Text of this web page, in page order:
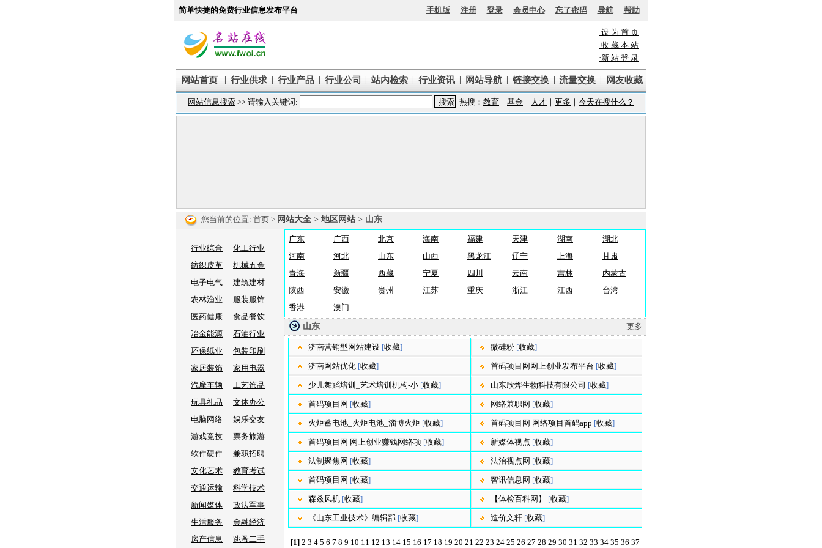
简单快捷的免费行业信息发布平台 ·手机版 ·注册·登录·会员中心·忘了密码·导航·帮助
·设 为 首 页
·收 藏 本 站
·新 站 登 录
网站首页 | 行业供求 | 行业产品 | 行业公司 | 站内检索 | 行业资讯 | 网站导航 | 链接交换 | 流量交换 | 网友收藏
您当前的位置: 首页 > 网站大全 > 地区网站 > 山东
行业综合
化工行业
纺织皮革
机械五金
电子电气
建筑建材
农林渔业
服装服饰
医药健康
食品餐饮
冶金能源
石油行业
环保纸业
包装印刷
家居装饰
家用电器
汽摩车辆
工艺饰品
玩具礼品
文体办公
电脑网络
娱乐交友
游戏竞技
票务旅游
软件硬件
兼职招聘
文化艺术
教育考试
交通运输
科学技术
新闻媒体
政法军事
生活服务
金融经济
房产信息
跳蚤二手
广东 广西 北京 海南 福建 天津 湖南
湖北
河南
河北 山东 山西 黑龙江 辽宁 上海
甘肃
青海
新疆 西藏 宁夏 四川 云南 吉林
内蒙古
陕西
安徽 贵州 江苏 重庆 浙江 江西
台湾
香港
澳门
山东 更多
济南营销型网站建设 [收藏] 微硅粉 [收藏]
济南网站优化 [收藏] 首码项目网网上创业发布平台 [收藏]
少儿舞蹈培训_艺术培训机构-小 [收藏] 山东欣烨生物科技有限公司 [收藏]
首码项目网 [收藏] 网络兼职网 [收藏]
火炬蓄电池_火炬电池_淄博火炬 [收藏] 首码项目网 网络项目首码app [收藏]
首码项目网 网上创业赚钱网络项 [收藏] 新媒体视点 [收藏]
法制聚焦网 [收藏] 法治视点网 [收藏]
首码项目网 [收藏] 智讯信息网 [收藏]
森兹风机 [收藏] 【体检百科网】 [收藏]
《山东工业技术》编辑部 [收藏] 造价文轩 [收藏]
[1] 2 3 4 5 6 7 8 9 10 11 12 13 14 15 16 17 18 19 20 21 22 23 24 25 26 27 28 29 30 31 32 33 34 35 36 37